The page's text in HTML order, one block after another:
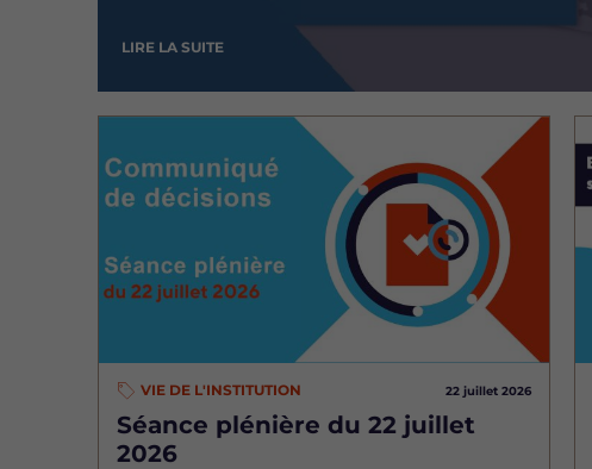
LIRE LA SUITE
VIE DE L'INSTITUTION 22 juillet 2026
Séance plénière du 22 juillet
2026